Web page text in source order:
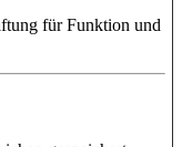
für Funktion und